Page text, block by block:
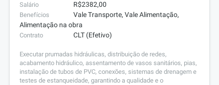
Salário R$2382,00
Benefícios
Vale Transporte, Vale Alimentação,
Alimentação na obra
Contrato CLT (Efetivo)
Executar prumadas hidráulicas, distribuição de redes,
acabamento hidráulico, assentamento de vasos sanitários, pias,
instalação de tubos de PVC, conexões, sistemas de drenagem e
testes de estanqueidade, garantindo a qualidade e o